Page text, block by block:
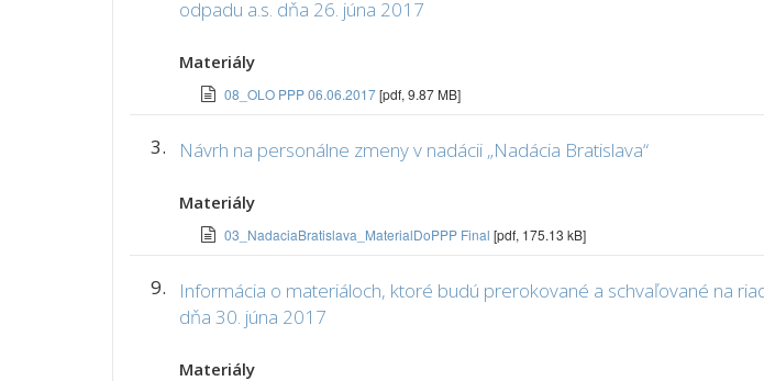
odpadu a.s. dňa 26. júna 2017
Materiály
08_OLO PPP 06.06.2017[pdf, 9.87 MB]
3. Návrh na personálne zmeny v nadácii „Nadácia Bratislava“
Materiály
03_NadaciaBratislava_MaterialDoPPP Final [pdf, 175.13 kB]
9.
Informácia o materiáloch, ktoré budú prerokované a schvaľované na
dňa 30. júna 2017
Materiály